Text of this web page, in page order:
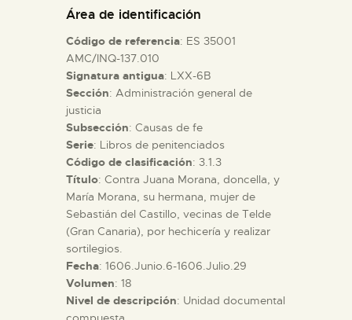
ESPAÑOL
PREPARAR LA VISITA
ACTIVIDADES
█
EL MUSEO
COLECCIONES
Área de identificación
Código de referencia: ES 35001
AMC/INQ-137.010
Signatura antigua: LXX-6B
Sección: Administración general de
justicia
Subsección: Causas de fe
Serie: Libros de penitenciados
Código de clasificación: 3.1.3
Título: Contra Juana Morana, doncella, y
María Morana, su hermana, mujer de
Sebastián del Castillo, vecinas de Telde
(Gran Canaria), por hechicería y realizar
sortilegios.
Fecha: 1606.Junio.6-1606.Julio.29
Volumen: 18
Nivel de descripción: Unidad documental